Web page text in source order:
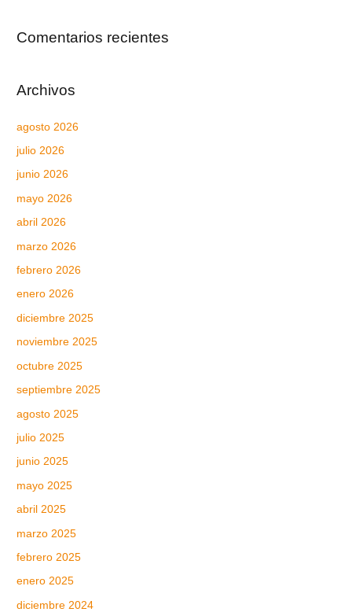
Comentarios recientes
Archivos
agosto 2026
julio 2026
junio 2026
mayo 2026
abril 2026
marzo 2026
febrero 2026
enero 2026
diciembre 2025
noviembre 2025
octubre 2025
septiembre 2025
agosto 2025
julio 2025
junio 2025
mayo 2025
abril 2025
marzo 2025
febrero 2025
enero 2025
diciembre 2024